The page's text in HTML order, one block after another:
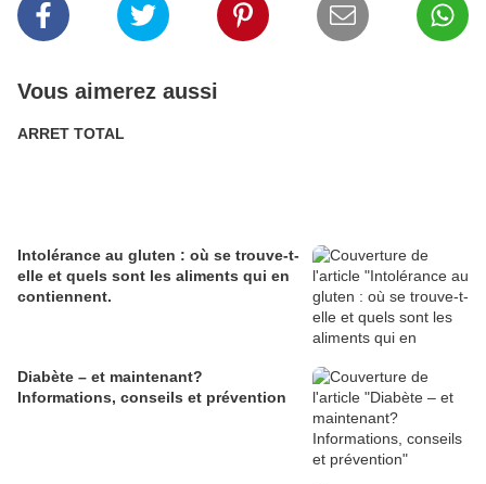
Vous aimerez aussi
ARRET TOTAL
Intolérance au gluten : où se trouve-t-
elle et quels sont les aliments qui en
contiennent.
Diabète – et maintenant?
Informations, conseils et prévention